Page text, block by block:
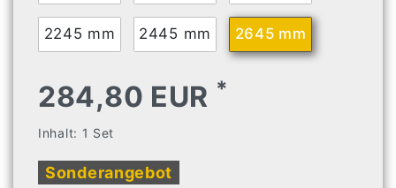
2245 mm 2445 mm 2645 mm
284,80 EUR *
Inhalt: 1 Set
Sonderangebot